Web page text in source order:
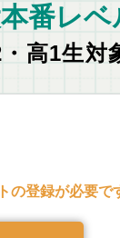
番レベ
高1生対
登録が必要で